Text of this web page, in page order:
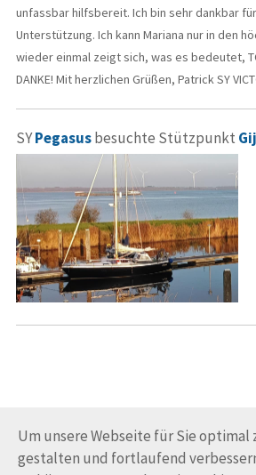
Um unsere Webseite für Sie optimal
gestalten und fortlaufend
unfassbar hilfsbereit. Ich bin sehr dankbar
Unterstützung. Ich kann Mariana nur in den
wieder einmal zeigt sich, was es bedeutet,
DANKE! Mit herzlichen Grüßen, Patrick SY
SYPegasusbesuchte Stützpunkt
© Trans-Ocean e.V. 2010-2026